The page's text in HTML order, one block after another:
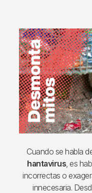
Imagen
Cuando se habla
hantavirus , es
incorrectas o
innecesaria.